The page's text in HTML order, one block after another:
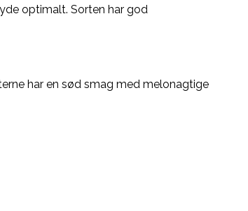
optimalt. Sorten har god
har en sød smag med melonagtige